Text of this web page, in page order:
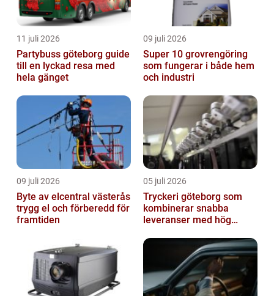
11 juli 2026
Partybuss göteborg guide
till en lyckad resa med
hela gänget
09 juli 2026
Super 10 grovrengöring
som fungerar i både hem
och industri
09 juli 2026
Byte av elcentral västerås
trygg el och förberedd för
framtiden
05 juli 2026
Tryckeri göteborg som
kombinerar snabba
leveranser med hög